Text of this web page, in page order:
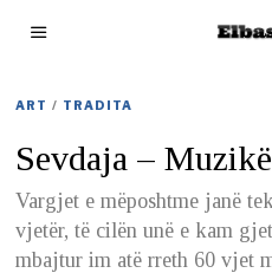
ART / TRADITA
Sevdaja – Muzikë
Vargjet e mëposhtme janë
vjetër, të cilën unë e kam
mbajtur im atë rreth 60 vjet